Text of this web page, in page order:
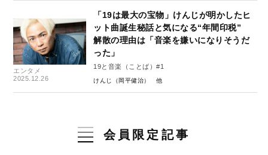
エンタメ
2025.12.26
「19は最大の宝物」けんじが明かしたヒ
ット曲誕生秘話と気になる“年間印税”
解散の理由は「音楽を嫌いになりそうだ
った」
19と音楽（ことば）#1
けんじ（岡平健治）
会員限定記事